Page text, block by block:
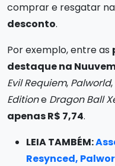
comprar e resgatar
desconto.
Por exemplo, entre as
destaque na
Evil Requiem, Palworld,
Editione Dragon Ball
apenas R$ 7,74.
LEIA TAMBÉM:
Resynced,